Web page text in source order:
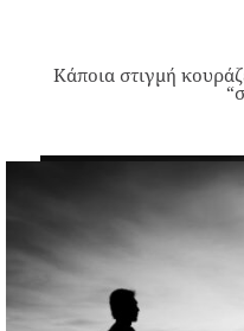
Κάποια στιγμή